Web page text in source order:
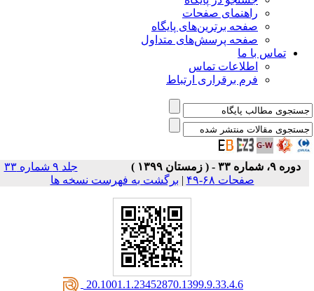
راهنمای صفحات
صفحه برترین‌های پایگاه
صفحه پرسش‌های متداول
تماس با ما
اطلاعات تماس
فرم برقراری ارتباط
دوره ۹، شماره ۳۳ - ( زمستان ۱۳۹۹ )
جلد ۹ شماره ۳۳
صفحات ۶۸-۴۹
|برگشت به فهرست نسخه ها
‎ 20.1001.1.23452870.1399.9.33.4.6